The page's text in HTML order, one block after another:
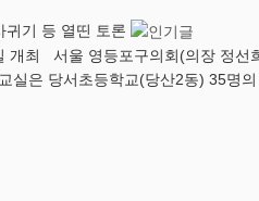
귀기 등 열띤 토론
개최 서울 영등포구의회(의장 정선
실은 당서초등학교(당산2동) 35명